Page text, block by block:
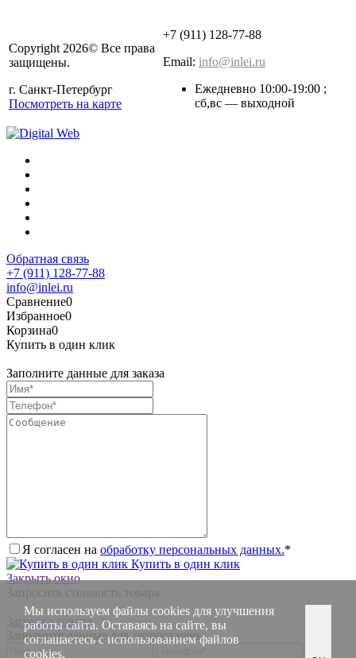
Copyright 2026© Все права
защищены.
г. Санкт-Петербург
Посмотреть на карте
+7 (911) 128-77-88
Email: info@inlei.ru
Ежедневно 10:00-19:00 ;
cб,вс — выходной
Обратная связь
+7 (911) 128-77-88
info@inlei.ru
Сравнение0
Избранное0
Корзина0
Купить в один клик
Заполните данные для заказа
Я согласен на обработку персональных данных.*
Купить в один клик
Закрыть окно
Запросить стоимость товара
Загрузка товара
Заполните данные для запроса цены
Мы используем файлы cookies для улучшения
работы сайта. Оставаясь на сайте, вы
соглашаетесь с использованием файлов
cookies.